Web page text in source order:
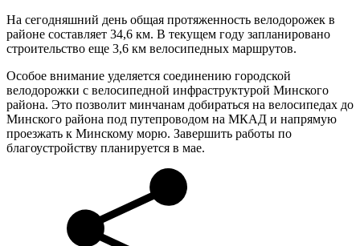
На сегодняшний день общая протяженность велодорожек в
районе составляет 34,6 км. В текущем году запланировано
строительство еще 3,6 км велосипедных маршрутов.
Особое внимание уделяется соединению городской
велодорожки с велосипедной инфраструктурой Минского
района. Это позволит минчанам добираться на велосипедах до
Минского района под путепроводом на МКАД и напрямую
проезжать к Минскому морю. Завершить работы по
благоустройству планируется в мае.